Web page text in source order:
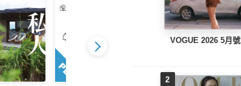
VOGUE 2026 5月號
2